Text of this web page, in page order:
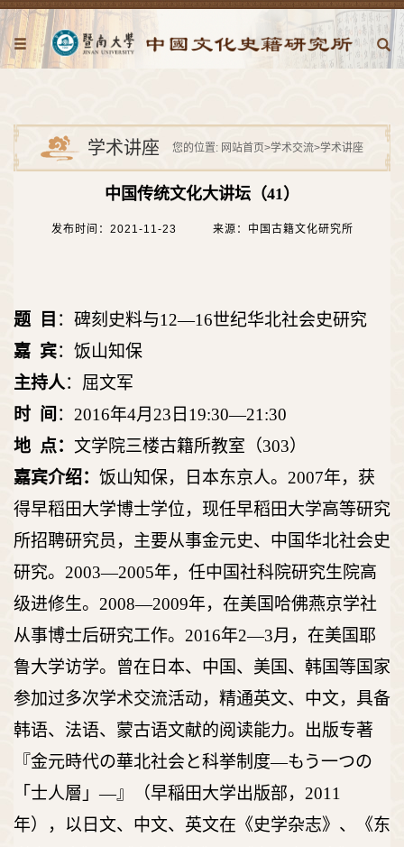
学术讲座 您的位置: 网站首页>学术交流>学术讲座
中国传统文化大讲坛（41）
发布时间：2021-11-23 来源：中国古籍文化研究所
题 目 ：碑刻史料与12—16世纪华北社会史研究
嘉 宾：饭山知保
主持人：屈文军
时 间 ：2016年4月23日19:30—21:30
地 点： 文学院三楼古籍所教室（303）
嘉宾介绍： 饭山知保，日本东京人。2007年，获
得早稻田大学博士学位，现任早稻田大学高等研究
所招聘研究员，主要从事金元史、中国华北社会史
研究。2003—2005年，任中国社科院研究生院高
级进修生。2008—2009年，在美国哈佛燕京学社
从事博士后研究工作。2016年2—3月，在美国耶
鲁大学访学。曾在日本、中国、美国、韩国等国家
参加过多次学术交流活动，精通英文、中文，具备
韩语、法语、蒙古语文献的阅读能力。出版专著
『金元時代の華北社会と科挙制度―もう一つの
「士人層」―』（早稲田大学出版部，2011
年），以日文、中文、英文在《史学杂志》、《东